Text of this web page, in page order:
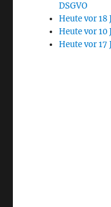
DSGVO
Heute vor
Heute vor
Heute vor